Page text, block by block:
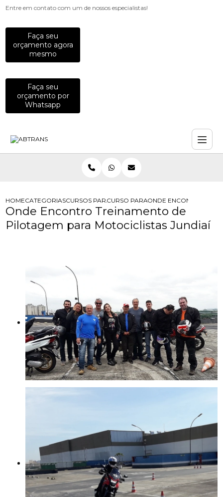
Entre em contato com um de nossos especialistas!
Faça seu
orçamento agora
mesmo
Faça seu
orçamento por
Whatsapp
HOMECATEGORIASCURSOS PARA MOTOCICLISTAS
CURSO PARA MOTOCICLISTAS DE
ONDE ENCONTRO
Onde Encontro Treinamento de
Pilotagem para Motociclistas Jundiaí